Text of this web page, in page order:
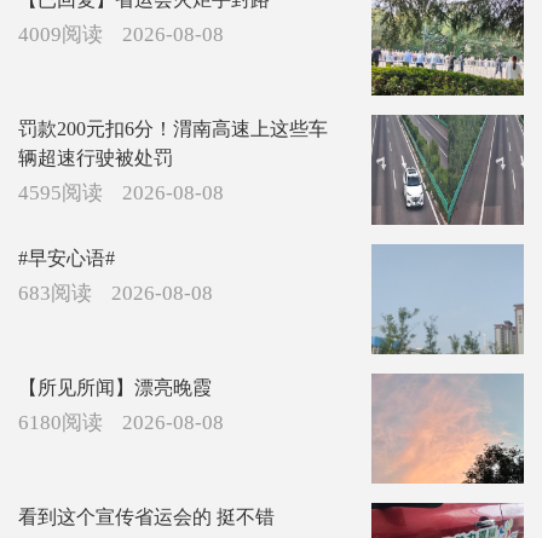
4009阅读 2026-08-08
罚款200元扣6分！渭南高速上这些车
辆超速行驶被处罚
4595阅读 2026-08-08
#早安心语#
683阅读 2026-08-08
【所见所闻】漂亮晚霞
6180阅读 2026-08-08
看到这个宣传省运会的 挺不错